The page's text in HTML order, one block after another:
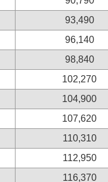
93,490
96,140
98,840
102,270
104,900
107,620
110,310
112,950
116,370